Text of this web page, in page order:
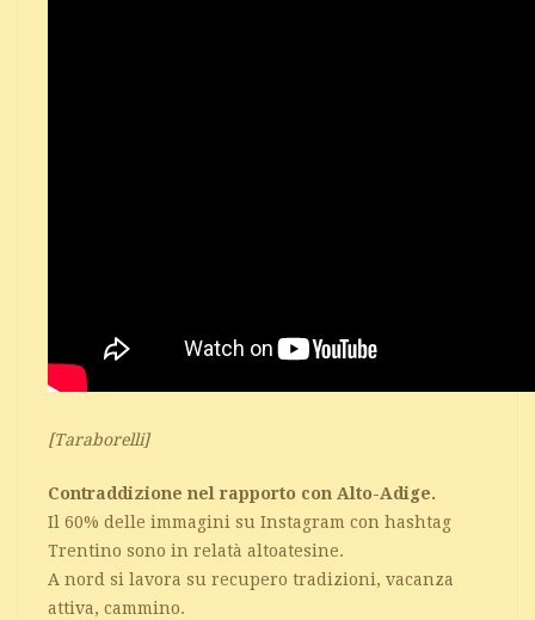
[Taraborelli]
Contraddizione nel rapporto con Alto-Adige.
Il 60% delle immagini su Instagram con hashtag
Trentino sono in relatà altoatesine.
A nord si lavora su recupero tradizioni, vacanza
attiva, cammino.